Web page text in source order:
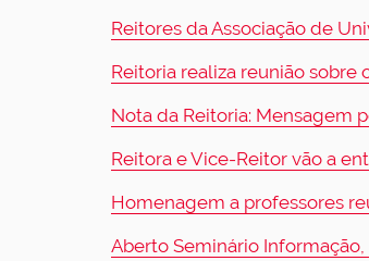
Reitores da Associação de
Reitoria realiza reunião
Nota da Reitoria: Mensagem
Reitora e Vice-Reitor vão a
Homenagem a professores
Aberto Seminário